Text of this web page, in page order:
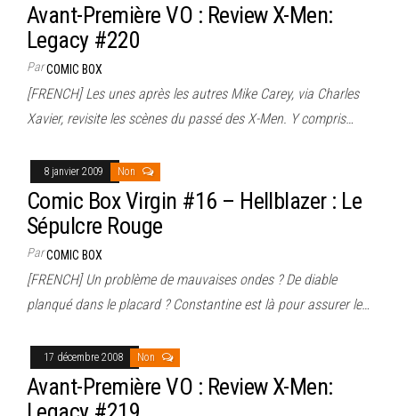
Avant-Première VO : Review X-Men:
Legacy #220
ParCOMIC BOX
[FRENCH] Les unes après les autres Mike Carey, via Charles
Xavier, revisite les scènes du passé des X-Men. Y compris…
8 janvier 2009 Non
Comic Box Virgin #16 – Hellblazer : Le
Sépulcre Rouge
ParCOMIC BOX
[FRENCH] Un problème de mauvaises ondes ? De diable
planqué dans le placard ? Constantine est là pour assurer le…
17 décembre 2008 Non
Avant-Première VO : Review X-Men: